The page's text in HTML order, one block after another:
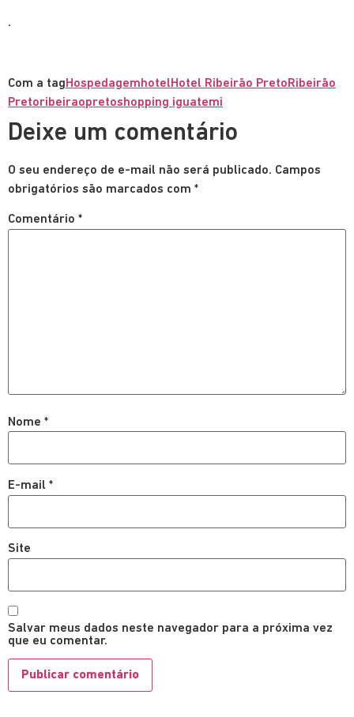
.
Com a tagHospedagemhotelHotel Ribeirão PretoRibeirão
Pretoribeiraopretoshopping iguatemi
Deixe um comentário
O seu endereço de e-mail não será publicado. Campos
obrigatórios são marcados com *
Comentário *
Nome *
E-mail *
Site
Salvar meus dados neste navegador para a próxima vez
que eu comentar.